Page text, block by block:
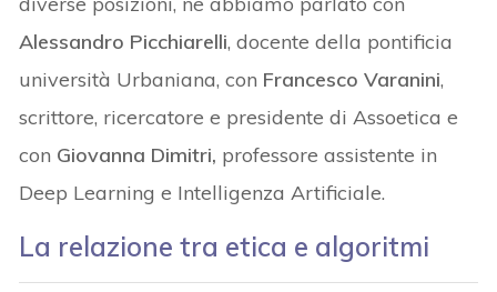
Alessandro Picchiarelli, docente della pontificia
università Urbaniana, con Francesco Varanini,
scrittore, ricercatore e presidente di Assoetica e
con Giovanna Dimitri, professore assistente in
Deep Learning e Intelligenza Artificiale.
La relazione tra etica e algoritmi